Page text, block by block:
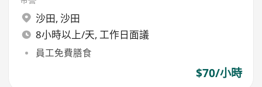
沙田, 沙田
8小時以上/天, 工作日面議
員工免費膳食
$70/小時